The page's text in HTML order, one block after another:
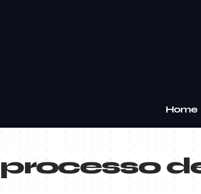
Home
processo